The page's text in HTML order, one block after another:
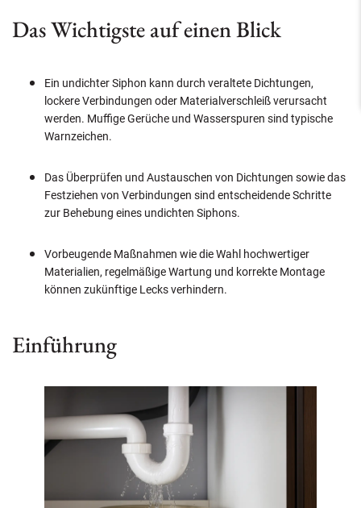
Das Wichtigste auf einen Blick
Ein undichter Siphon kann durch veraltete Dichtungen,
lockere Verbindungen oder Materialverschleiß verursacht
werden. Muffige Gerüche und Wasserspuren sind typische
Warnzeichen.
Das Überprüfen und Austauschen von Dichtungen sowie das
Festziehen von Verbindungen sind entscheidende Schritte
zur Behebung eines undichten Siphons.
Vorbeugende Maßnahmen wie die Wahl hochwertiger
Materialien, regelmäßige Wartung und korrekte Montage
können zukünftige Lecks verhindern.
Einführung